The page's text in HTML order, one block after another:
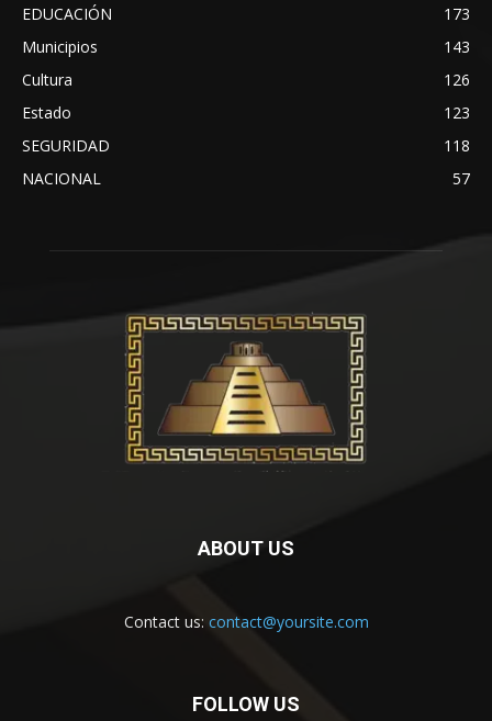
EDUCACIÓN
173
Municipios
143
Cultura
126
Estado
123
SEGURIDAD
118
NACIONAL
57
ABOUT US
Contact us: contact@yoursite.com
FOLLOW US